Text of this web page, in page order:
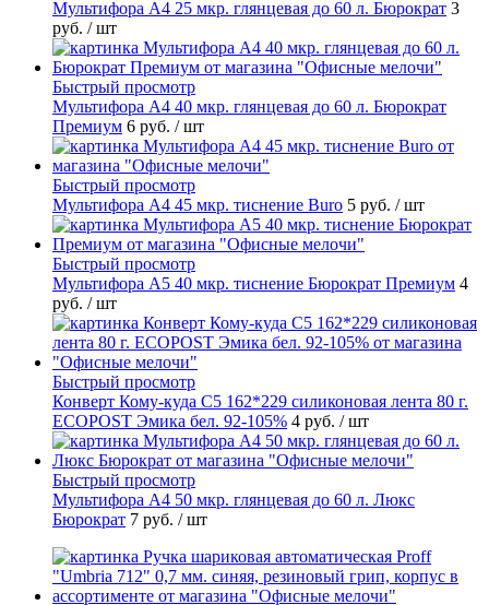
Мультифора А4 25 мкр. глянцевая до 60 л. Бюрократ 3
руб. / шт
Быстрый просмотр
Мультифора А4 40 мкр. глянцевая до 60 л. Бюрократ
Премиум 6 руб. / шт
Быстрый просмотр
Мультифора А4 45 мкр. тиснение Buro 5 руб. / шт
Быстрый просмотр
Мультифора А5 40 мкр. тиснение Бюрократ Премиум 4
руб. / шт
Быстрый просмотр
Конверт Кому-куда С5 162*229 силиконовая лента 80 г.
ECOPOST Эмика бел. 92-105% 4 руб. / шт
Быстрый просмотр
Мультифора А4 50 мкр. глянцевая до 60 л. Люкс
Бюрократ 7 руб. / шт